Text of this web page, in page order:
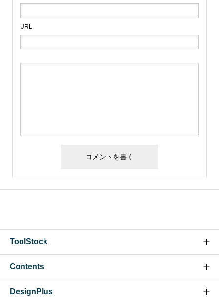
URL
ToolStock
Tool Stockについて
Contents
パスワード生成
DesignPlus